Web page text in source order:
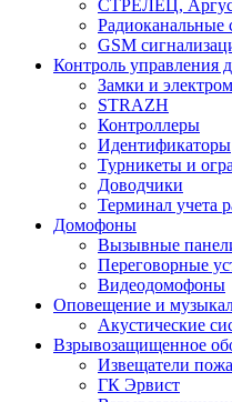
СТРЕЛЕЦ,
Радиоканальные
GSM
Контроль управления
Замки и
STRAZH
Контроллеры
Идентификаторы
Турникеты и
Доводчики
Терминал учета
Домофоны
Вызывные
Переговорные
Видеодомофоны
Оповещение и
Акустические
Взрывозащищенное
Извещатели
ГК Эрвист